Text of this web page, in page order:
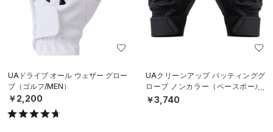
UAドライブ オール ウェザー グロー
ブ（ゴルフ/MEN）
￥2,200
UAクリーンアップ バッティンググ
ローブ ノンカラー（ベースボール/
MEN）
￥3,740